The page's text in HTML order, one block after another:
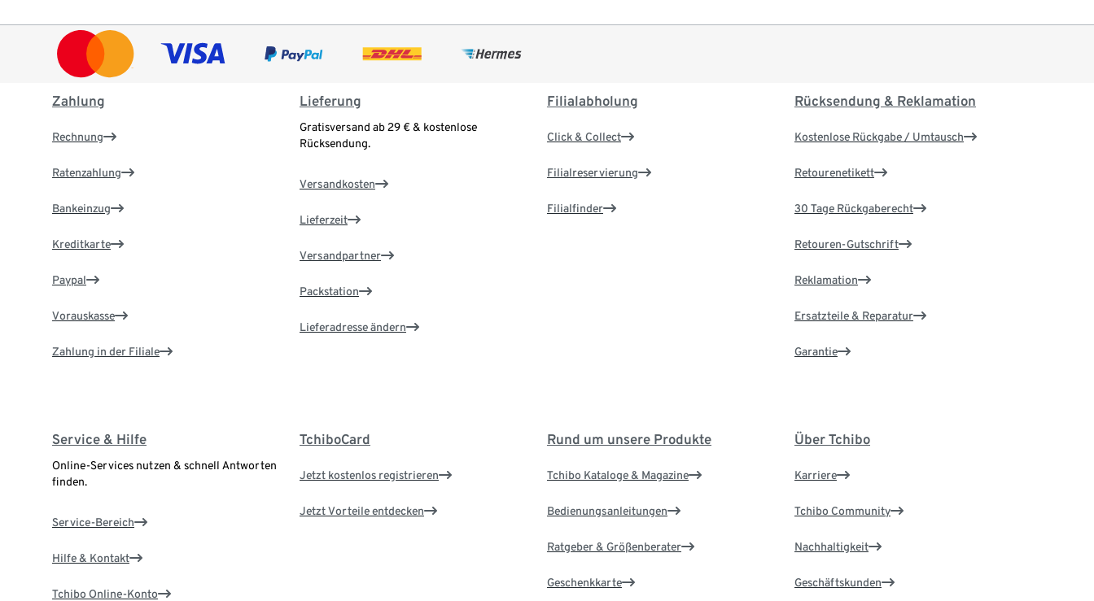
Zahlung
Rechnung
Ratenzahlung
Bankeinzug
Kreditkarte
Paypal
Vorauskasse
Zahlung in der Filiale
Lieferung
Gratisversand ab 29 € & kostenlose
Rücksendung.
Versandkosten
Lieferzeit
Versandpartner
Packstation
Lieferadresse ändern
Filialabholung
Click & Collect
Filialreservierung
Filialfinder
Rücksendung & Reklamation
Kostenlose Rückgabe / Umtausch
Retourenetikett
30 Tage Rückgaberecht
Retouren-Gutschrift
Reklamation
Ersatzteile & Reparatur
Garantie
Service & Hilfe
Online-Services nutzen & schnell Antworten
finden.
Service-Bereich
Hilfe & Kontakt
Tchibo Online-Konto
TchiboCard
Jetzt kostenlos registrieren
Jetzt Vorteile entdecken
Rund um unsere Produkte
Tchibo Kataloge & Magazine
Bedienungsanleitungen
Ratgeber & Größenberater
Geschenkkarte
Über Tchibo
Karriere
Tchibo Community
Nachhaltigkeit
Geschäftskunden